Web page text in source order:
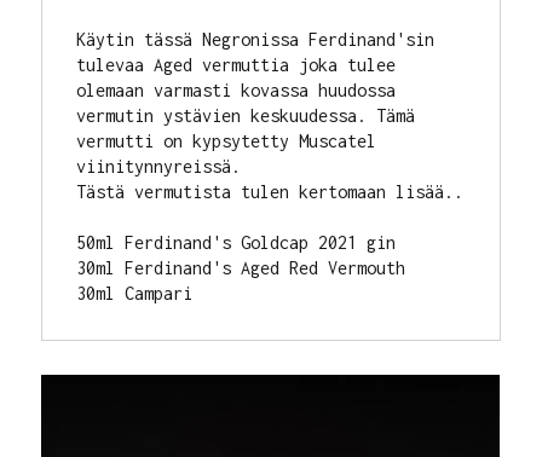
Käytin tässä Negronissa Ferdinand'sin
tulevaa Aged vermuttia joka tulee
olemaan varmasti kovassa huudossa
vermutin ystävien keskuudessa. Tämä
vermutti on kypsytetty Muscatel
viinitynnyreissä.
Tästä vermutista tulen kertomaan lisää..
50ml Ferdinand's Goldcap 2021 gin
30ml Ferdinand's Aged Red Vermouth
30ml Campari